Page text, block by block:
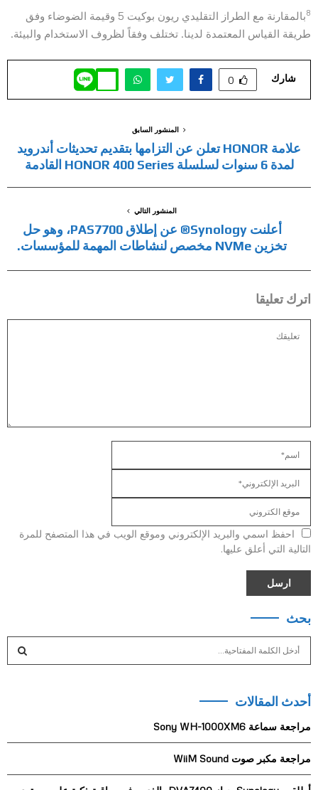
8
بالمقارنة مع الطراز التقليدي ريون بوكيت 5 وقيمة الضوضاء وفق
طريقة القياس المعتمدة لدينا. تختلف وفقاً لظروف الاستخدام والبيئة.
شارك 0
المنشور السابق
علامة HONOR تعلن عن التزامها بتقديم تحديثات أندرويد
لمدة 6 سنوات لسلسلة HONOR 400 Series القادمة
المنشور التالي
أعلنت Synology® عن إطلاق PAS7700، وهو حل
تخزين NVMe مخصص لنشاطات المهمة للمؤسسات.
اترك تعليقا
احفظ اسمي والبريد الإلكتروني وموقع الويب في هذا المتصفح للمرة
التالية التي أعلق عليها.
بحث
c
f
r
:
أحدث المقالات
مراجعة سماعة Sony WH-1000XM6
مراجعة مكبر صوت WiiM Sound